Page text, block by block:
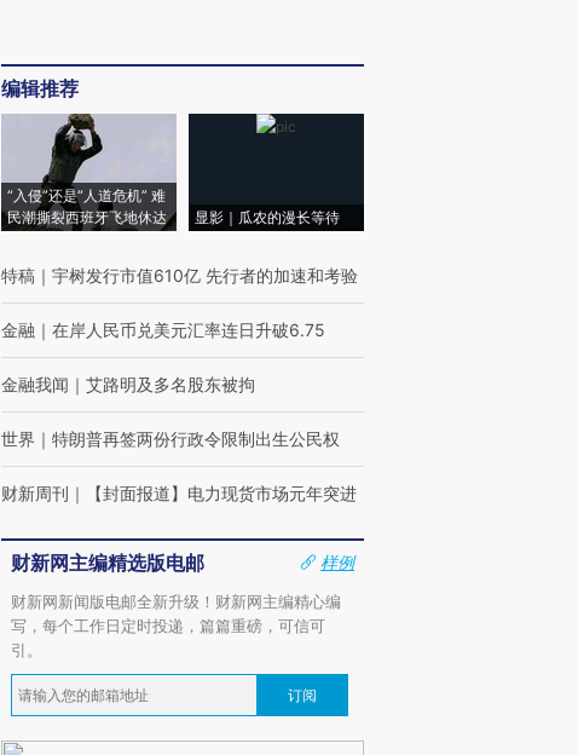
编辑推荐
“入侵”还是“人道危机” 难
民潮撕裂西班牙飞地休达
显影｜瓜农的漫长等待
特稿 ｜ 宇树发行市值610亿 先行者的加速和考验
金融 ｜ 在岸人民币兑美元汇率连日升破6.75
金融我闻 ｜ 艾路明及多名股东被拘
世界 ｜ 特朗普再签两份行政令限制出生公民权
财新周刊 ｜ 【封面报道】电力现货市场元年突进
财新网主编精选版电邮
样例
财新网新闻版电邮全新升级！财新网主编精心编
写，每个工作日定时投递，篇篇重磅，可信可
引。
订阅